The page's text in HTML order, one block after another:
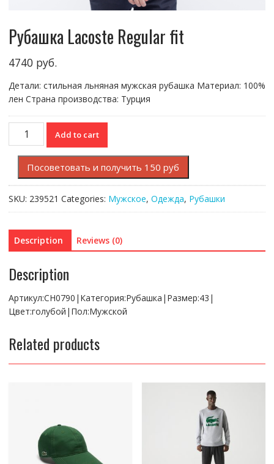
Рубашка Lacoste Regular fit
4740руб.
Детали: стильная льняная мужская рубашка Материал: 100%
лен Страна производства: Турция
Рубашка
Lacoste
Regular
quantity
Add to cart
Посоветовать и получить 150 руб
SKU: 239521 Categories: Мужское, Одежда, Рубашки
Description Reviews (0)
Description
Артикул:CH0790|Категория:Рубашка|Размер:43|
Цвет:голубой|Пол:Мужской
Related products